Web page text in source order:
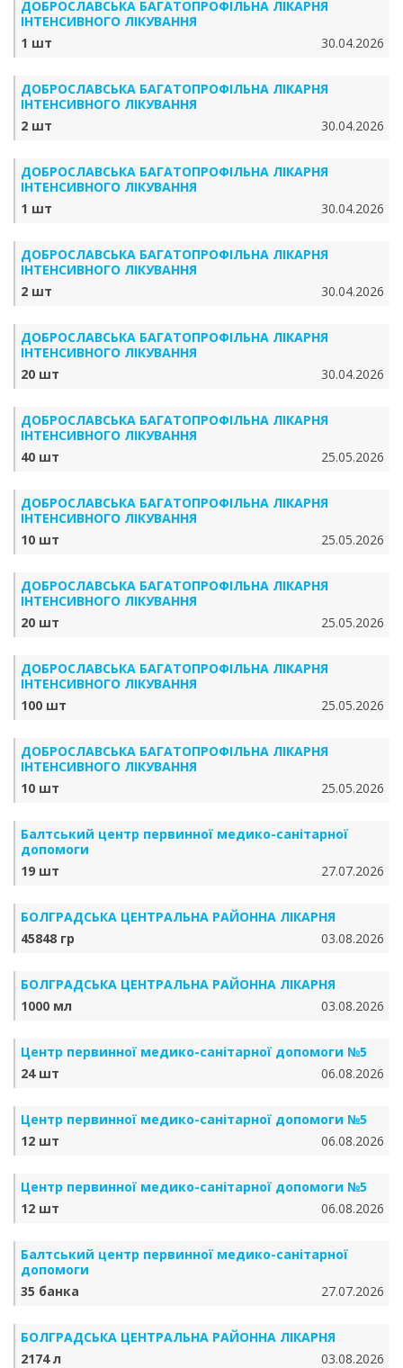
ДОБРОСЛАВСЬКА БАГАТОПРОФІЛЬНА ЛІКАРНЯ
ІНТЕНСИВНОГО ЛІКУВАННЯ
1 шт
30.04.2026
ДОБРОСЛАВСЬКА БАГАТОПРОФІЛЬНА ЛІКАРНЯ
ІНТЕНСИВНОГО ЛІКУВАННЯ
2 шт
30.04.2026
ДОБРОСЛАВСЬКА БАГАТОПРОФІЛЬНА ЛІКАРНЯ
ІНТЕНСИВНОГО ЛІКУВАННЯ
1 шт
30.04.2026
ДОБРОСЛАВСЬКА БАГАТОПРОФІЛЬНА ЛІКАРНЯ
ІНТЕНСИВНОГО ЛІКУВАННЯ
2 шт
30.04.2026
ДОБРОСЛАВСЬКА БАГАТОПРОФІЛЬНА ЛІКАРНЯ
ІНТЕНСИВНОГО ЛІКУВАННЯ
20 шт
30.04.2026
ДОБРОСЛАВСЬКА БАГАТОПРОФІЛЬНА ЛІКАРНЯ
ІНТЕНСИВНОГО ЛІКУВАННЯ
40 шт
25.05.2026
ДОБРОСЛАВСЬКА БАГАТОПРОФІЛЬНА ЛІКАРНЯ
ІНТЕНСИВНОГО ЛІКУВАННЯ
10 шт
25.05.2026
ДОБРОСЛАВСЬКА БАГАТОПРОФІЛЬНА ЛІКАРНЯ
ІНТЕНСИВНОГО ЛІКУВАННЯ
20 шт
25.05.2026
ДОБРОСЛАВСЬКА БАГАТОПРОФІЛЬНА ЛІКАРНЯ
ІНТЕНСИВНОГО ЛІКУВАННЯ
100 шт
25.05.2026
ДОБРОСЛАВСЬКА БАГАТОПРОФІЛЬНА ЛІКАРНЯ
ІНТЕНСИВНОГО ЛІКУВАННЯ
10 шт
25.05.2026
Балтський центр первинної медико-санітарної
допомоги
19 шт
27.07.2026
БОЛГРАДСЬКА ЦЕНТРАЛЬНА РАЙОННА ЛІКАРНЯ
45848 гр
03.08.2026
БОЛГРАДСЬКА ЦЕНТРАЛЬНА РАЙОННА ЛІКАРНЯ
1000 мл
03.08.2026
Центр первинної медико-санітарної допомоги №5
24 шт
06.08.2026
Центр первинної медико-санітарної допомоги №5
12 шт
06.08.2026
Центр первинної медико-санітарної допомоги №5
12 шт
06.08.2026
Балтський центр первинної медико-санітарної
допомоги
35 банка
27.07.2026
БОЛГРАДСЬКА ЦЕНТРАЛЬНА РАЙОННА ЛІКАРНЯ
2174 л
03.08.2026